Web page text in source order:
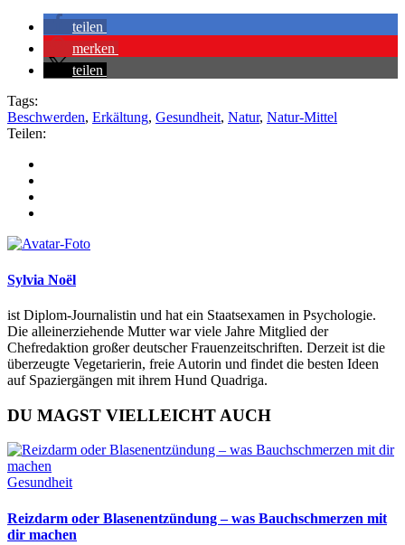
teilen
merken
teilen
Tags:
Beschwerden, Erkältung, Gesundheit, Natur, Natur-Mittel
Teilen:
Sylvia Noël
ist Diplom-Journalistin und hat ein Staatsexamen in Psychologie.
Die alleinerziehende Mutter war viele Jahre Mitglied der
Chefredaktion großer deutscher Frauenzeitschriften. Derzeit ist die
überzeugte Vegetarierin, freie Autorin und findet die besten Ideen
auf Spaziergängen mit ihrem Hund Quadriga.
DU MAGST VIELLEICHT AUCH
Gesundheit
Reizdarm oder Blasenentzündung – was Bauchschmerzen mit
dir machen